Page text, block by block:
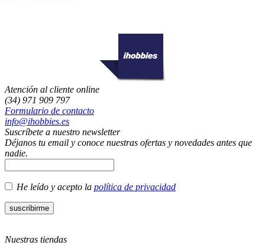
Atención al cliente online
(34) 971 909 797
Formulario de contacto
info@ihobbies.es
Suscríbete a nuestro newsletter
Déjanos tu email y conoce nuestras ofertas y novedades antes que
nadie.
He leído y acepto la política de privacidad
Nuestras tiendas